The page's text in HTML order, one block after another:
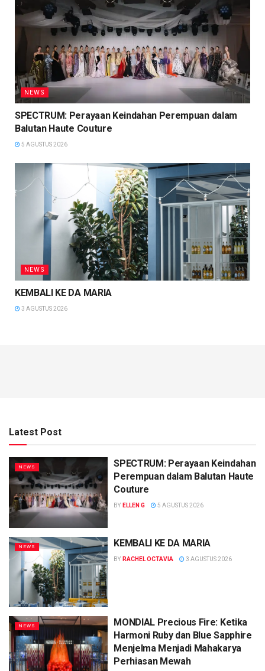
NEWS
SPECTRUM: Perayaan Keindahan Perempuan dalam
Balutan Haute Couture
5 AGUSTUS 2026
NEWS
KEMBALI KE DA MARIA
3 AGUSTUS 2026
Latest Post
NEWS
SPECTRUM: Perayaan Keindahan
Perempuan dalam Balutan Haute
Couture
BY ELLEN G 5 AGUSTUS 2026
NEWS KEMBALI KE DA MARIA
BY RACHEL OCTAVIA 3 AGUSTUS 2026
NEWS
MONDIAL Precious Fire: Ketika
Harmoni Ruby dan Blue Sapphire
Menjelma Menjadi Mahakarya
Perhiasan Mewah